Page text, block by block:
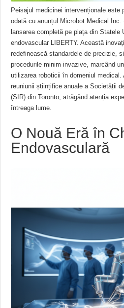
Peisajul medicinei intervenționale este
odată cu anunțul Microbot Medical
lansarea completă pe piața din Statele
endovascular LIBERTY. Această
redefinească standardele de precizie,
procedurile minim invazive, marcând
utilizarea roboticii în domeniul
reuniunii științifice anuale a Societății
(SIR) din Toronto, atrăgând atenția
întreaga lume.
O Nouă Eră în
Endovasculară